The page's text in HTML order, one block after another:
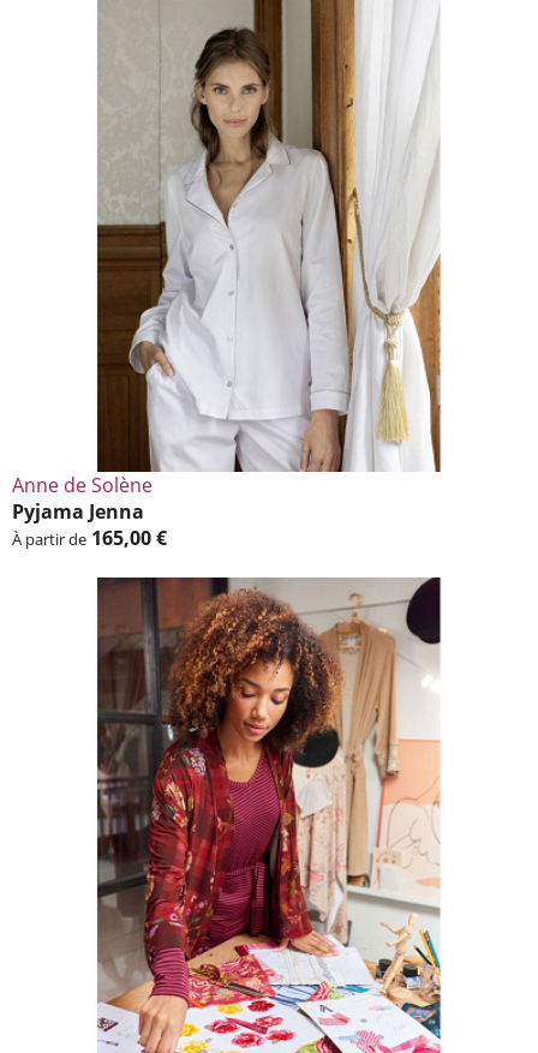
Anne de Solène
Pyjama Jenna
À partir de 165,00 €